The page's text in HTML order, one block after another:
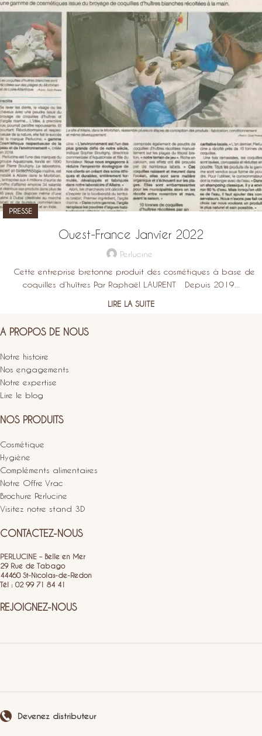
PRESSE
Ouest-France Janvier 2022
Perlucine
Cette entreprise bretonne produit des cosmétiques à base de
coquilles d’huîtres Par Raphaël LAURENT Depuis 2019...
LIRE LA SUITE
A PROPOS DE NOUS
Notre histoire
Nos engagements
Notre expertise
Lire le blog
NOS PRODUITS
Cosmétique
Hygiène
Compléments alimentaires
Notre Offre Vrac
Brochure Perlucine
Visitez notre stand 3D
CONTACTEZ-NOUS
PERLUCINE – Belle en Mer
29 Rue de Tabago
44460 St-Nicolas-de-Redon
Tél : 02 99 71 84 41
REJOIGNEZ-NOUS
Devenez distributeur